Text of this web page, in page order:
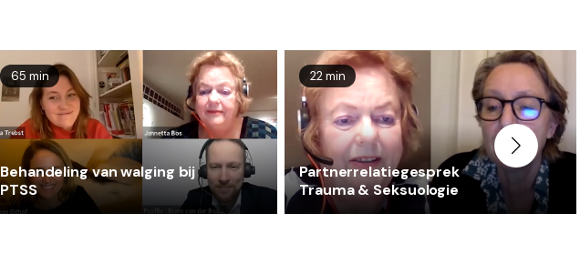
65 min
Behandeling van walging bij
PTSS
22 min
Partnerrelatiegesprek
Trauma & Seksuologie